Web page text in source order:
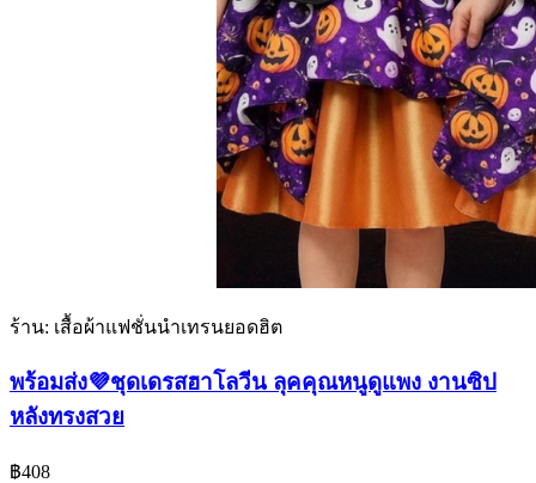
ร้าน: เสื้อผ้าแฟชั่นนำเทรนยอดฮิต
พร้อมส่ง💜ชุดเดรสฮาโลวีน ลุคคุณหนูดูแพง งานซิป
หลังทรงสวย
฿408